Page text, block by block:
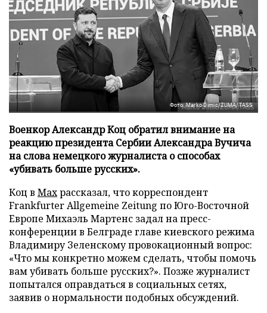
Фото: Marko Dimic/ZUMA/TASS
Военкор Александр Коц обратил внимание на
реакцию президента Сербии Александра Вучича
на слова немецкого журналиста о способах
«убивать больше русских».
Коц в Махрассказал, что корреспондент
Frankfurter Allgemeine Zeitung по Юго-Восточной
Европе Михаэль Мартенс задал на пресс-
конференции в Белграде главе киевского режима
Владимиру Зеленскому провокационный вопрос:
«Что мы конкретно можем сделать, чтобы помочь
вам убивать больше русских?». Позже журналист
попытался оправдаться в социальных сетях,
заявив о нормальности подобных обсуждений.